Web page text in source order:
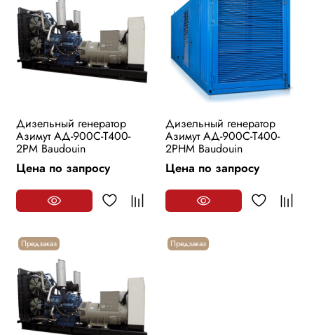
Дизельный генератор
Азимут АД-900С-Т400-
2РМ Baudouin
Цена по запросу
Дизельный генератор
Азимут АД-900С-Т400-
2РHМ Baudouin
Цена по запросу
Предзаказ Предзаказ